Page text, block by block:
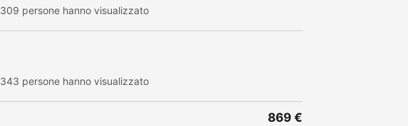
309 persone hanno visualizzato
343 persone hanno visualizzato
869 €